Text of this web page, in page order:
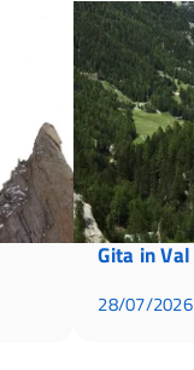
Gita in
28/07/2026